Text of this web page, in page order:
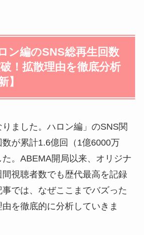
ン編のSNS総再生回数
！拡散理由を徹底分析
】
りました。ハロン編」のSNS関
が累計1.6億回（1億6000万
た。ABEMA開局以来、オリジナ
視聴者数でも歴代最高を記録
事では、なぜここまでバズった
を徹底的に分析していきま